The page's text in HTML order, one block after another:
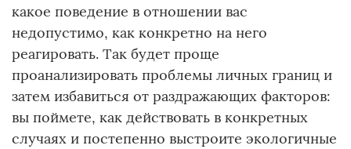
какое поведение в отношении вас
недопустимо, как конкретно на него
реагировать. Так будет проще
проанализировать проблемы личных границ и
затем избавиться от раздражающих факторов:
вы поймете, как действовать в конкретных
случаях и постепенно выстроите экологичные